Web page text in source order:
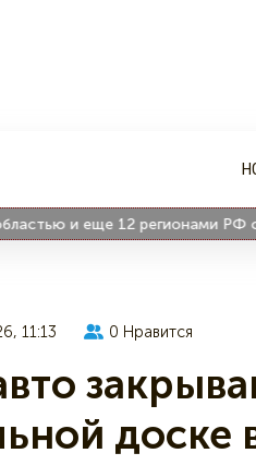
и еще 12 регионами РФ
11:13 0 Нравится
доске